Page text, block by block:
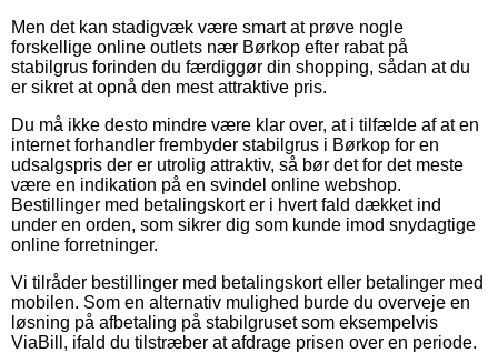
Men det kan stadigvæk være smart at prøve nogle
forskellige online outlets nær Børkop efter rabat på
stabilgrus forinden du færdiggør din shopping, sådan at du
er sikret at opnå den mest attraktive pris.
Du må ikke desto mindre være klar over, at i tilfælde af at en
internet forhandler frembyder stabilgrus i Børkop for en
udsalgspris der er utrolig attraktiv, så bør det for det meste
være en indikation på en svindel online webshop.
Bestillinger med betalingskort er i hvert fald dækket ind
under en orden, som sikrer dig som kunde imod snydagtige
online forretninger.
Vi tilråder bestillinger med betalingskort eller betalinger med
mobilen. Som en alternativ mulighed burde du overveje en
løsning på afbetaling på stabilgruset som eksempelvis
ViaBill, ifald du tilstræber at afdrage prisen over en periode.